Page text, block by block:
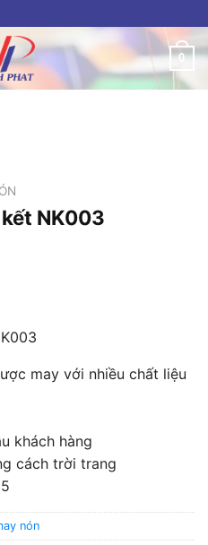
0
NK003
may với nhiều chất liệu
khách hàng
cách trời trang
nón